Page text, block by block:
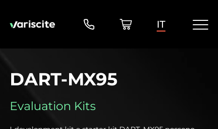
IT
DART-MX95
Evaluation Kits